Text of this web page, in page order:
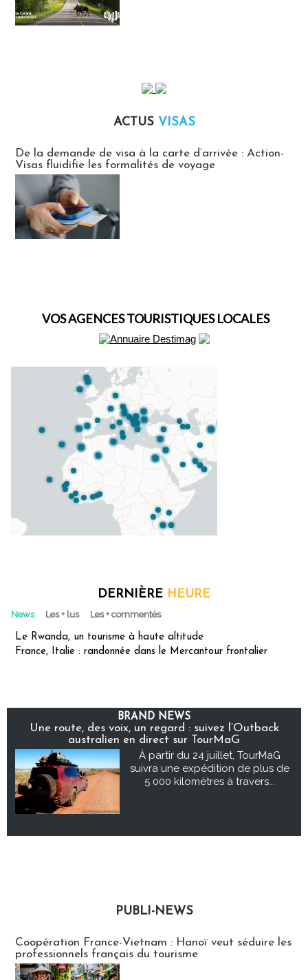
ACTUS VISAS
De la demande de visa à la carte d’arrivée : Action-
Visas fluidifie les formalités de voyage
VOS AGENCES TOURISTIQUES LOCALES
DERNIÈRE HEURE
News Les + lus Les + commentés
Le Rwanda, un tourisme à haute altitude
France, Italie : randonnée dans le Mercantour frontalier
BRAND NEWS
Une route, des voix, un regard : suivez l’Outback
australien en direct sur TourMaG
À partir du 24 juillet, TourMaG
suivra une expédition de plus de
5 000 kilomètres à travers...
PUBLI-NEWS
Coopération France-Vietnam : Hanoï veut séduire les
professionnels français du tourisme